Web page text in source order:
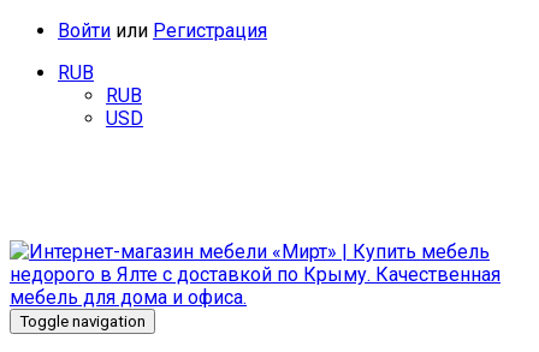
Войти или Регистрация
RUB
RUB
USD
Toggle navigation